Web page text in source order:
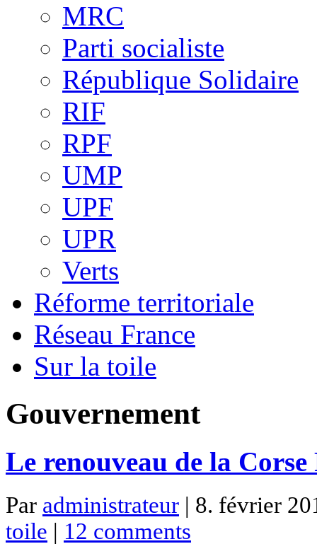
MRC
Parti socialiste
République Solidaire
RIF
RPF
UMP
UPF
UPR
Verts
Réforme territoriale
Réseau France
Sur la toile
Gouvernement
Le renouveau de la Corse
Par administrateur | 8. février
toile | 12 comments